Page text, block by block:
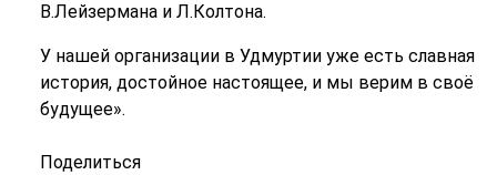
В.Лейзермана и Л.Колтона.
У нашей организации в Удмуртии уже есть славная
история, достойное настоящее, и мы верим в своё
будущее».
Поделиться